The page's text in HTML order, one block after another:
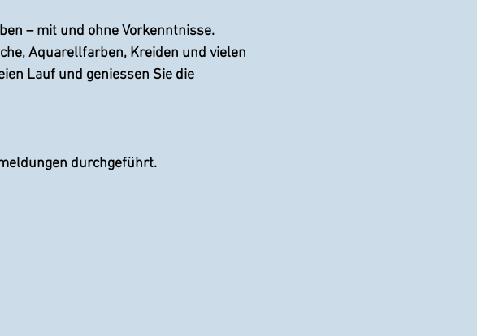
– mit und ohne Vorkenntnisse.
Aquarellfarben, Kreiden und vielen
Lauf und geniessen Sie die
durchgeführt.